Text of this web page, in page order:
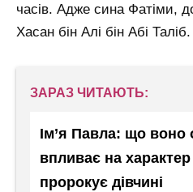
часів. Адже сина Фатіми,
Хасан бін Алі бін Абі Таліб.
ЗАРАЗ ЧИТАЮТЬ:
Ім’я Павла: що воно
впливає на
пророкує дівчині